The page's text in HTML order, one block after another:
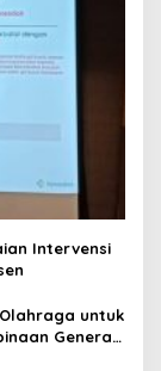
Intervensi
untuk
Generasi